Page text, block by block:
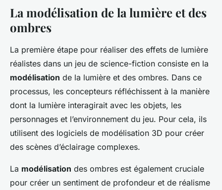
La modélisation de la lumière et des
ombres
La première étape pour réaliser des effets de lumière
réalistes dans un jeu de science-fiction consiste en la
modélisation de la lumière et des ombres. Dans ce
processus, les concepteurs réfléchissent à la manière
dont la lumière interagirait avec les objets, les
personnages et l’environnement du jeu. Pour cela, ils
utilisent des logiciels de modélisation 3D pour créer
des scènes d’éclairage complexes.
La modélisation des ombres est également cruciale
pour créer un sentiment de profondeur et de réalisme